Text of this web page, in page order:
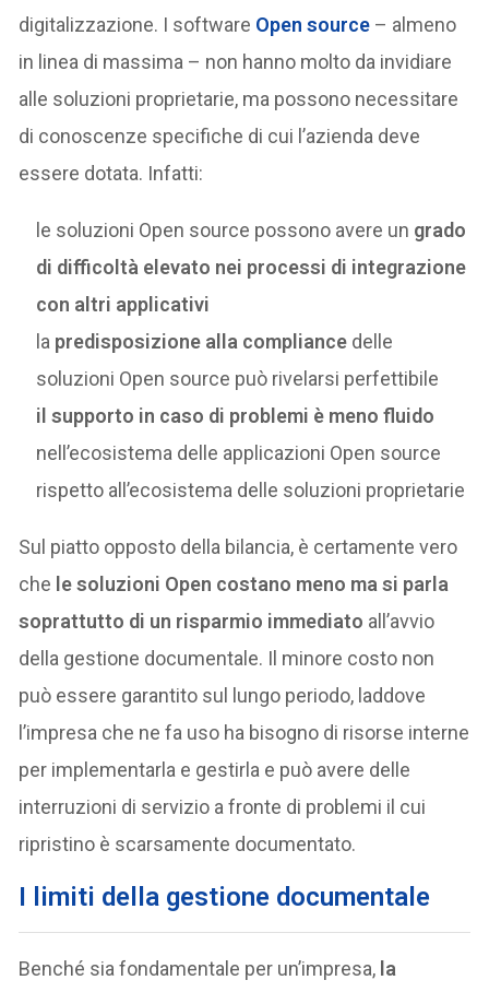
digitalizzazione. I software Open source – almeno
in linea di massima – non hanno molto da invidiare
alle soluzioni proprietarie, ma possono necessitare
di conoscenze specifiche di cui l’azienda deve
essere dotata. Infatti:
le soluzioni Open source possono avere un grado
di difficoltà elevato nei processi di integrazione
con altri applicativi
la predisposizione alla compliance delle
soluzioni Open source può rivelarsi perfettibile
il supporto in caso di problemi è meno fluido
nell’ecosistema delle applicazioni Open source
rispetto all’ecosistema delle soluzioni proprietarie
Sul piatto opposto della bilancia, è certamente vero
che le soluzioni Open costano meno ma si parla
soprattutto di un risparmio immediato all’avvio
della gestione documentale. Il minore costo non
può essere garantito sul lungo periodo, laddove
l’impresa che ne fa uso ha bisogno di risorse interne
per implementarla e gestirla e può avere delle
interruzioni di servizio a fronte di problemi il cui
ripristino è scarsamente documentato.
I limiti della gestione documentale
Benché sia fondamentale per un’impresa, la